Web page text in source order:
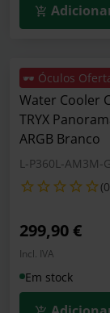
🕶️ Óculos
Water Cooler
TRYX
ARGB Branco
L-P360L-AM3M-
299,90 €
Incl. IVA
Em stock